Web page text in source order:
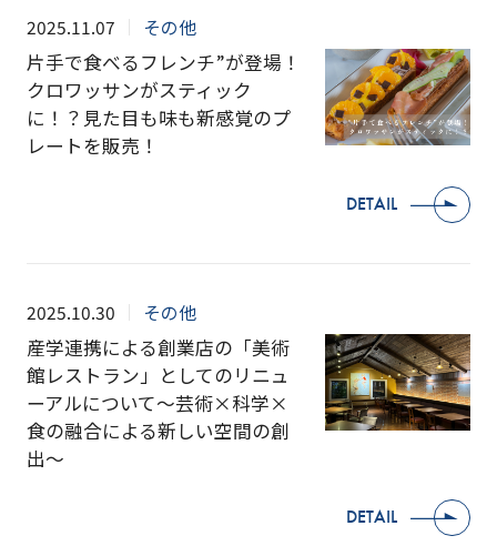
2025.11.07 その他
片手で食べるフレンチ”が登場！
クロワッサンがスティック
に！？見た目も味も新感覚のプ
レートを販売！
DETAIL
2025.10.30 その他
産学連携による創業店の「美術
館レストラン」としてのリニュ
ーアルについて～芸術×科学×
食の融合による新しい空間の創
出～
DETAIL